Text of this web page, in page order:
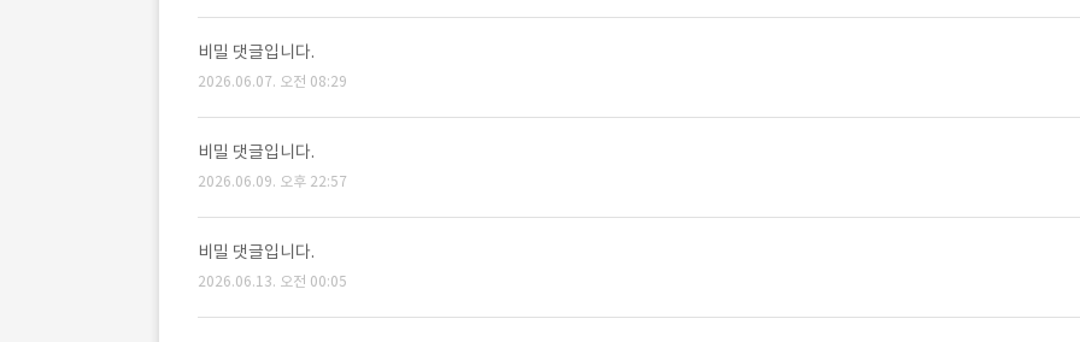
비밀 댓글입니다.
2026.06.07. 오전 08:29
비밀 댓글입니다.
2026.06.09. 오후 22:57
비밀 댓글입니다.
2026.06.13. 오전 00:05